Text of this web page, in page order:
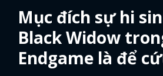
Mục đích sự hi
Black Widow
Endgame là để